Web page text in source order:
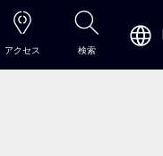
アクセス 検索